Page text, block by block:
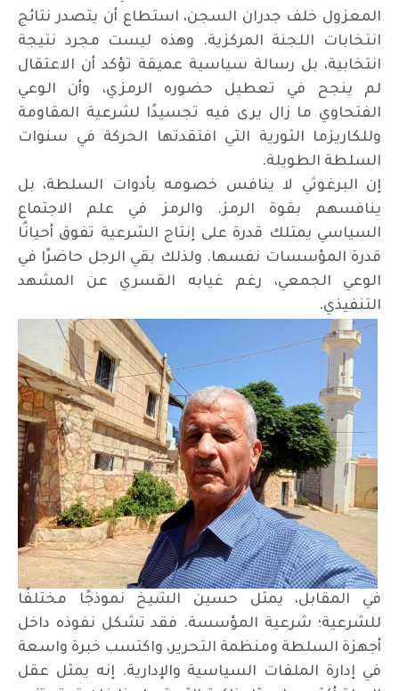
المعزول خلف جدران السجن، استطاع أن يتصدر نتائج
انتخابات اللجنة المركزية. وهذه ليست مجرد نتيجة
انتخابية، بل رسالة سياسية عميقة تؤكد أن الاعتقال
لم ينجح في تعطيل حضوره الرمزي، وأن الوعي
الفتحاوي ما زال يرى فيه تجسيدًا لشرعية المقاومة
وللكاريزما الثورية التي افتقدتها الحركة في سنوات
السلطة الطويلة.
إن البرغوثي لا ينافس خصومه بأدوات السلطة، بل
ينافسهم بقوة الرمز. والرمز في علم الاجتماع
السياسي يمتلك قدرة على إنتاج الشرعية تفوق أحيانًا
قدرة المؤسسات نفسها. ولذلك بقي الرجل حاضرًا في
الوعي الجمعي، رغم غيابه القسري عن المشهد
التنفيذي.
في المقابل، يمثل حسين الشيخ نموذجًا مختلفًا
للشرعية؛ شرعية المؤسسة. فقد تشكل نفوذه داخل
أجهزة السلطة ومنظمة التحرير، واكتسب خبرة واسعة
في إدارة الملفات السياسية والإدارية. إنه يمثل عقل